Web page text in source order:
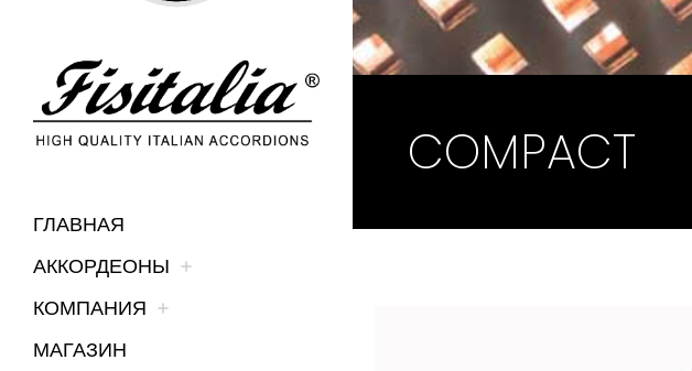
ГЛАВНАЯ
АККОРДЕОНЫ
КОМПАНИЯ
МАГАЗИН
COMPACT